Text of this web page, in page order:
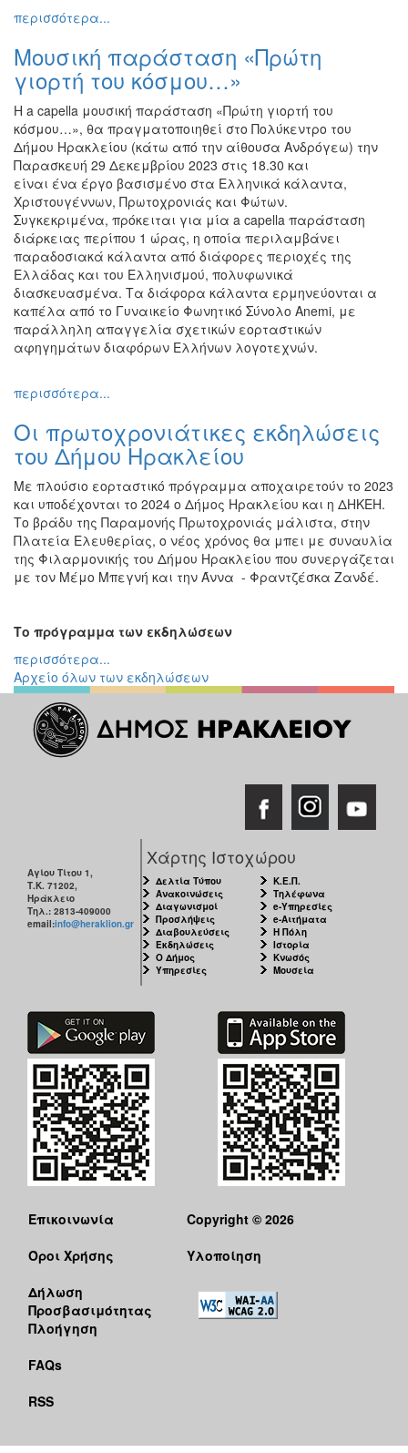
περισσότερα...
Μουσική παράσταση «Πρώτη
γιορτή του κόσμου…»
Η a capella μουσική παράσταση «Πρώτη γιορτή του
κόσμου…», θα πραγματοποιηθεί στο Πολύκεντρο του
Δήμου Ηρακλείου (κάτω από την αίθουσα Ανδρόγεω) την
Παρασκευή 29 Δεκεμβρίου 2023 στις 18.30 και
είναι ένα έργο βασισμένο στα Ελληνικά κάλαντα,
Χριστουγέννων, Πρωτοχρονιάς και Φώτων.
Συγκεκριμένα, πρόκειται για μία a capella παράσταση
διάρκειας περίπου 1 ώρας, η οποία περιλαμβάνει
παραδοσιακά κάλαντα από διάφορες περιοχές της
Ελλάδας και του Ελληνισμού, πολυφωνικά
διασκευασμένα. Τα διάφορα κάλαντα ερμηνεύονται α
καπέλα από το Γυναικείο Φωνητικό Σύνολο Anemi, με
παράλληλη απαγγελία σχετικών εορταστικών
αφηγημάτων διαφόρων Ελλήνων λογοτεχνών.
περισσότερα...
Οι πρωτοχρονιάτικες εκδηλώσεις
του Δήμου Ηρακλείου
Με πλούσιο εορταστικό πρόγραμμα αποχαιρετούν το 2023
και υποδέχονται το 2024 ο Δήμος Ηρακλείου και η ΔΗΚΕΗ.
Το βράδυ της Παραμονής Πρωτοχρονιάς μάλιστα, στην
Πλατεία Ελευθερίας, ο νέος χρόνος θα μπει με συναυλία
της Φιλαρμονικής του Δήμου Ηρακλείου που συνεργάζεται
με τον Μέμο Μπεγνή και την Άννα - Φραντζέσκα Ζανδέ.
Το πρόγραμμα των εκδηλώσεων
περισσότερα...
Αρχείο όλων των εκδηλώσεων
Αγίου Τίτου 1,
Τ.Κ. 71202,
Ηράκλειο
Τηλ.: 2813-409000
email:info@heraklion.gr
Χάρτης Ιστοχώρου
Δελτία Τύπου
Ανακοινώσεις
Διαγωνισμοί
Προσλήψεις
Διαβουλεύσεις
Εκδηλώσεις
Ο Δήμος
Υπηρεσίες
Κ.Ε.Π.
Τηλέφωνα
e-Υπηρεσίες
e-Αιτήματα
Η Πόλη
Ιστορία
Κνωσός
Μουσεία
Επικοινωνία
Όροι Χρήσης
Δήλωση
Προσβασιμότητας
Πλοήγηση
FAQs
RSS
Copyright © 2026
Υλοποίηση